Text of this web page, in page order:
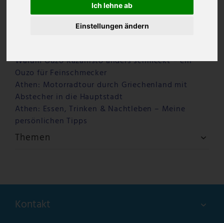
Ich lehne ab
Einstellungen ändern
Warum Ouzo Kazanisto anders schmeckt – ein
Ouzo für Feinschmecker
Athen: Motorradtour durch Griechenland mit
Abstecher in die Hauptstadt
Athen: Essen, Trinken & Nachtleben – Meine
persönlichen Tipps
Themen
Kontakt